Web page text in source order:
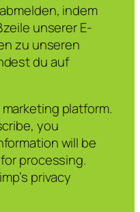
indem
unserer E-
zu unseren
du auf
platform.
you
will be
processing.
privacy